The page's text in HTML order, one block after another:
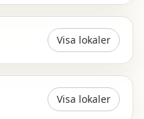
Visa lokaler
Visa lokaler